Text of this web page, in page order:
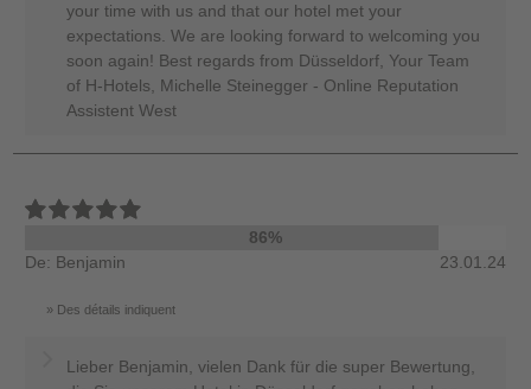
your time with us and that our hotel met your
expectations. We are looking forward to welcoming you
soon again! Best regards from Düsseldorf, Your Team
of H-Hotels, Michelle Steinegger - Online Reputation
Assistent West
86%
De: Benjamin
23.01.24
Des détails indiquent
Lieber Benjamin, vielen Dank für die super Bewertung,